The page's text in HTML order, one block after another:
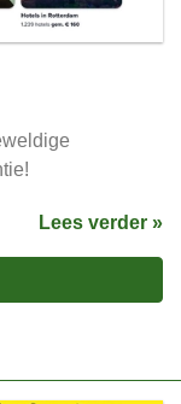
Lees verder »